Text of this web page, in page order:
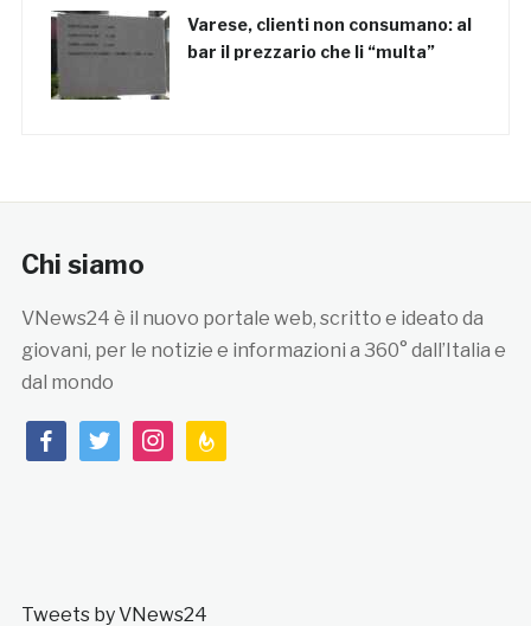
Varese, clienti non consumano: al
bar il prezzario che li “multa”
Chi siamo
VNews24 è il nuovo portale web, scritto e ideato da
giovani, per le notizie e informazioni a 360° dall’Italia e
dal mondo
facebooktwitterinstagramfeedburner
Tweets by VNews24